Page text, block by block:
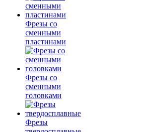
Фрезы со
сменными
пластинами
Фрезы со
сменными
головками
Фрезы